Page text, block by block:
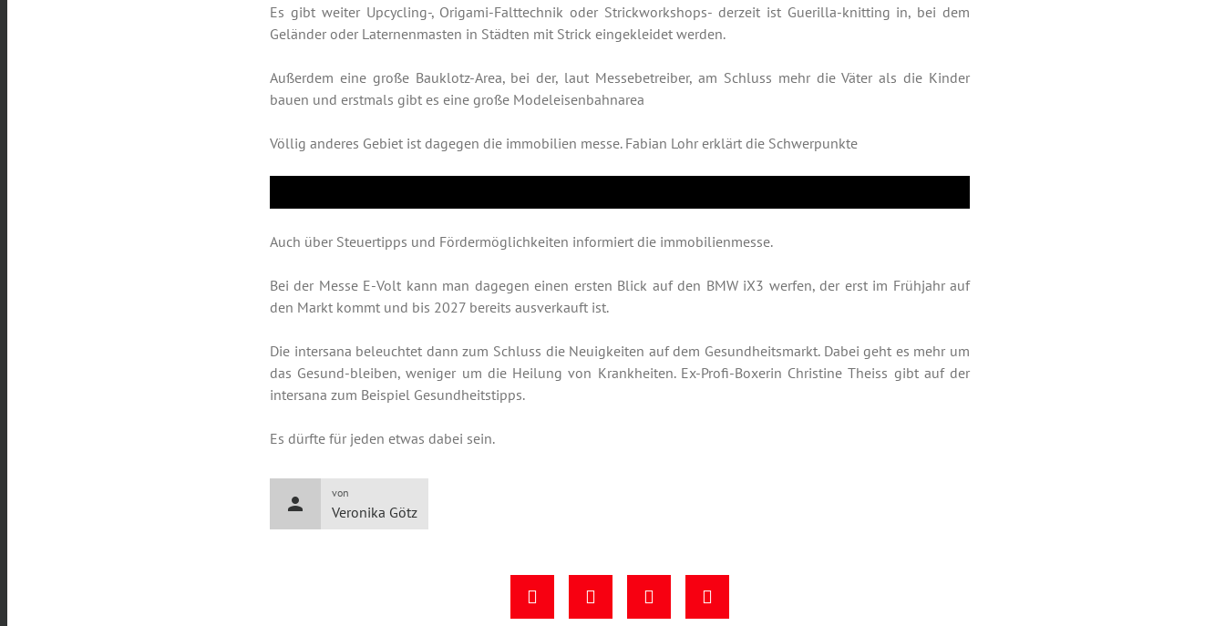
Es gibt weiter Upcycling-, Origami-Falttechnik oder Strickworkshops- derzeit ist Guerilla-knitting in, bei dem
Geländer oder Laternenmasten in Städten mit Strick eingekleidet werden.
Außerdem eine große Bauklotz-Area, bei der, laut Messebetreiber, am Schluss mehr die Väter als die Kinder
bauen und erstmals gibt es eine große Modeleisenbahnarea
Völlig anderes Gebiet ist dagegen die immobilien messe. Fabian Lohr erklärt die Schwerpunkte
Auch über Steuertipps und Fördermöglichkeiten informiert die immobilienmesse.
Bei der Messe E-Volt kann man dagegen einen ersten Blick auf den BMW iX3 werfen, der erst im Frühjahr auf
den Markt kommt und bis 2027 bereits ausverkauft ist.
Die intersana beleuchtet dann zum Schluss die Neuigkeiten auf dem Gesundheitsmarkt. Dabei geht es mehr um
das Gesund-bleiben, weniger um die Heilung von Krankheiten. Ex-Profi-Boxerin Christine Theiss gibt auf der
intersana zum Beispiel Gesundheitstipps.
Es dürfte für jeden etwas dabei sein.
person
von
Veronika Götz